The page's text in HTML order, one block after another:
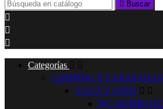
 Buscar



Categorías  
CAMPING Y CARAVANAS
AGUA Y ASEO  
WC QUIMICOS